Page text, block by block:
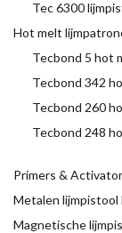
Tec 6300
Hot melt
Tecbond 5 hot
Tecbond 342
Tecbond 260
Tecbond 248
Primers &
Metalen lijmpistool
Magnetische